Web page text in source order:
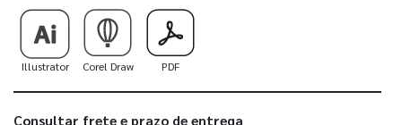
Illustrator Corel Draw PDF
Consultar frete e prazo de entrega